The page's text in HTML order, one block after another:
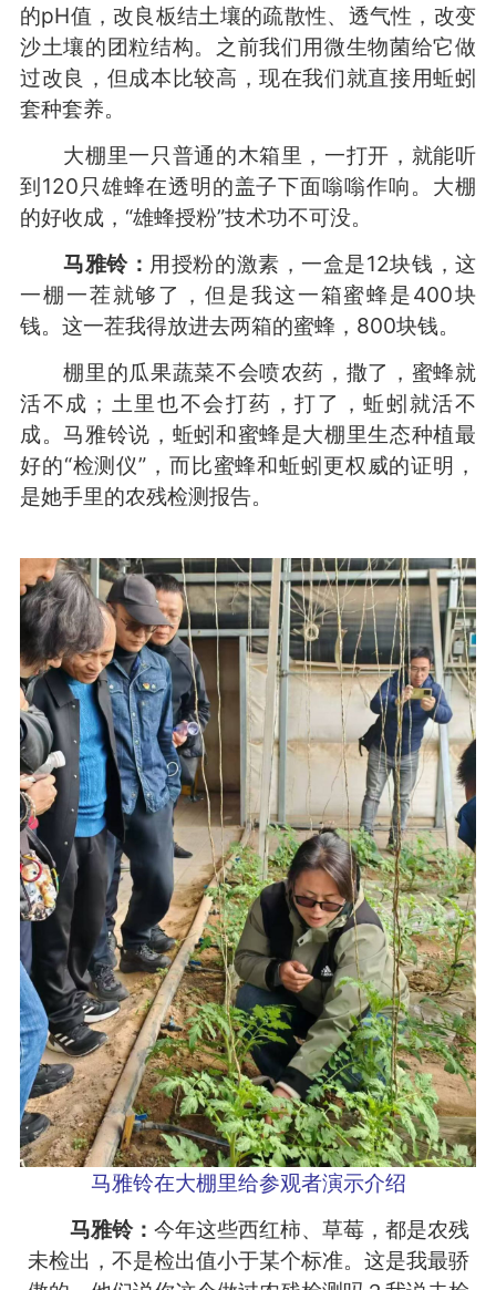
的pH值，改良板结土壤的疏散性、透气性，改变
沙土壤的团粒结构。之前我们用微生物菌给它做
过改良，但成本比较高，现在我们就直接用蚯蚓
套种套养。
大棚里一只普通的木箱里，一打开，就能听
到120只雄蜂在透明的盖子下面嗡嗡作响。大棚
的好收成，“雄蜂授粉”技术功不可没。
马雅铃： 用授粉的激素，一盒是12块钱，这
一棚一茬就够了，但是我这一箱蜜蜂是400块
钱。这一茬我得放进去两箱的蜜蜂，800块钱。
棚里的瓜果蔬菜不会喷农药，撒了，蜜蜂就
活不成；土里也不会打药，打了，蚯蚓就活不
成。马雅铃说，蚯蚓和蜜蜂是大棚里生态种植最
好的“检测仪”，而比蜜蜂和蚯蚓更权威的证明，
是她手里的农残检测报告。
马雅铃在大棚里给参观者演示介绍
马雅铃： 今年这些西红柿、草莓，都是农残
未检出，不是检出值小于某个标准。这是我最骄